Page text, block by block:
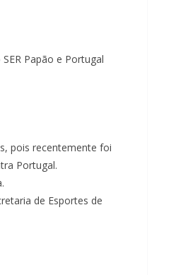
Papão e Portugal
pois recentemente foi
Portugal.
de Esportes de